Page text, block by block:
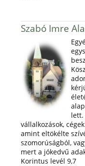
Szabó Imre
lett.
vállalkozások,
amint eltökélte
szomorúságból,
mert a jókedvű
Korintus levél 9,7